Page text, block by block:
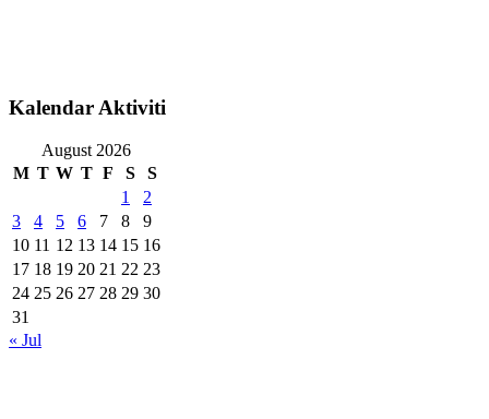
Kalendar Aktiviti
August 2026
M T W T F S
S
1
2
3
4 5 6 7 8
9
10 11 12 13 14 15 16
17 18 19 20 21 22 23
24 25 26 27 28 29 30
31
« Jul